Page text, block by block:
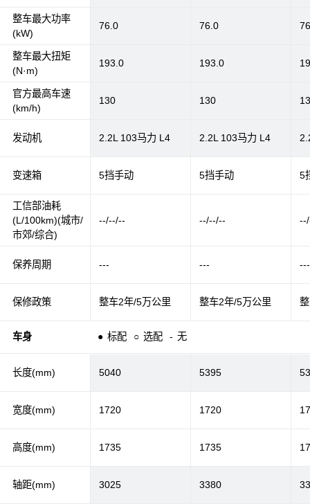
整车最大功率
(kW)
整车最大扭矩
(N·m)
官方最高车速
(km/h)
发动机
变速箱
工信部油耗
(L/100km)(城市/
市郊/综合)
保养周期
保修政策
车身 ● 标配 ○ 选配 - 无
长度(mm)
宽度(mm)
高度(mm)
轴距(mm)
76.0 76.0
193.0 193.0
130 130
2.2L 103马力 L4 2.2L 103马力 L4
5挡手动 5挡手动 5
--/--/-- --/--/--
--- --- ---
整车2年/5万公里 整车2年/5万公里
5040 5395
1720 1720
1735 1735
3025 3380